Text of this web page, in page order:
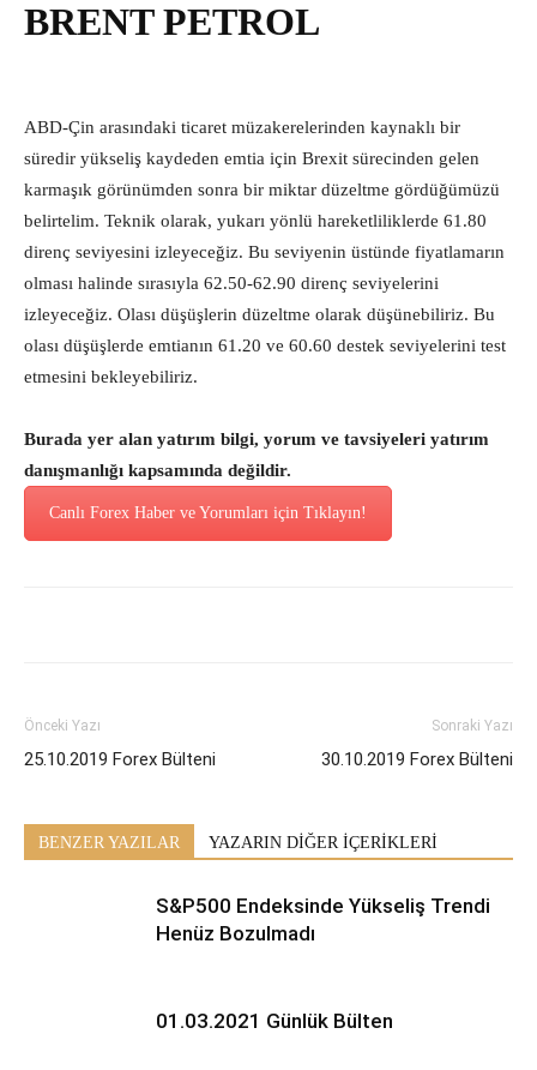
BRENT PETROL
ABD-Çin arasındaki ticaret müzakerelerinden kaynaklı bir
süredir yükseliş kaydeden emtia için Brexit sürecinden gelen
karmaşık görünümden sonra bir miktar düzeltme gördüğümüzü
belirtelim. Teknik olarak, yukarı yönlü hareketliliklerde 61.80
direnç seviyesini izleyeceğiz. Bu seviyenin üstünde fiyatlamarın
olması halinde sırasıyla 62.50-62.90 direnç seviyelerini
izleyeceğiz. Olası düşüşlerin düzeltme olarak düşünebiliriz. Bu
olası düşüşlerde emtianın 61.20 ve 60.60 destek seviyelerini test
etmesini bekleyebiliriz.
Burada yer alan yatırım bilgi, yorum ve tavsiyeleri yatırım
danışmanlığı kapsamında değildir.
Canlı Forex Haber ve Yorumları için Tıklayın!
Önceki Yazı
25.10.2019 Forex Bülteni
Sonraki Yazı
30.10.2019 Forex Bülteni
BENZER YAZILAR YAZARIN DİĞER İÇERİKLERİ
S&P500 Endeksinde Yükseliş Trendi
Henüz Bozulmadı
01.03.2021 Günlük Bülten